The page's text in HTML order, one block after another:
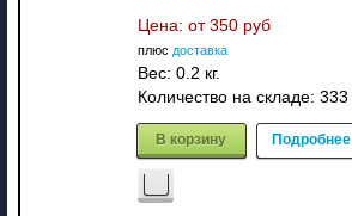
Цена: от 350 руб
плюс доставка
Вес: 0.2 кг.
Количество на складе: 333
В корзину Подробнее